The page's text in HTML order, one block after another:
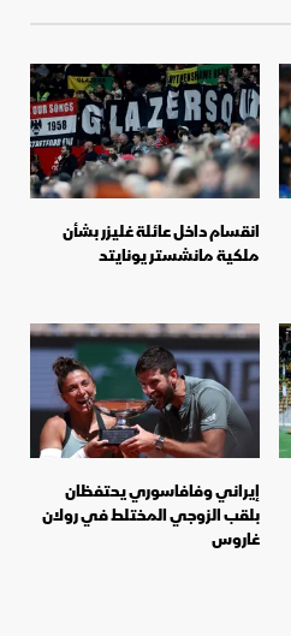
انقسام داخل عائلة غليزر بشأن
ملكية مانشستر يونايتد
إيراني وفافاسوري يحتفظان
بلقب الزوجي المختلط في رولان
غاروس